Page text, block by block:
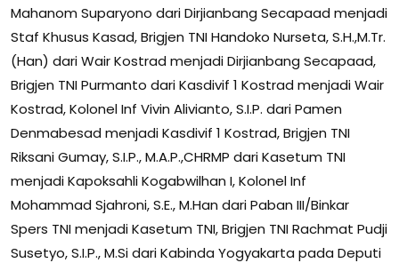
Mahanom Suparyono dari Dirjianbang Secapaad menjadi
Staf Khusus Kasad, Brigjen TNI Handoko Nurseta, S.H.,M.Tr.
(Han) dari Wair Kostrad menjadi Dirjianbang Secapaad,
Brigjen TNI Purmanto dari Kasdivif 1 Kostrad menjadi Wair
Kostrad, Kolonel Inf Vivin Alivianto, S.I.P. dari Pamen
Denmabesad menjadi Kasdivif 1 Kostrad, Brigjen TNI
Riksani Gumay, S.I.P., M.A.P.,CHRMP dari Kasetum TNI
menjadi Kapoksahli Kogabwilhan I, Kolonel Inf
Mohammad Sjahroni, S.E., M.Han dari Paban III/Binkar
Spers TNI menjadi Kasetum TNI, Brigjen TNI Rachmat Pudji
Susetyo, S.I.P., M.Si dari Kabinda Yogyakarta pada Deputi